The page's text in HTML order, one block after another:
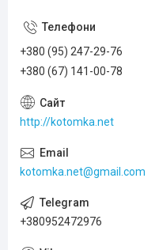
+380 (95) 247-29-76
+380 (67) 141-00-78
http://kotomka.net
kotomka.net@gmail.com
+380952472976